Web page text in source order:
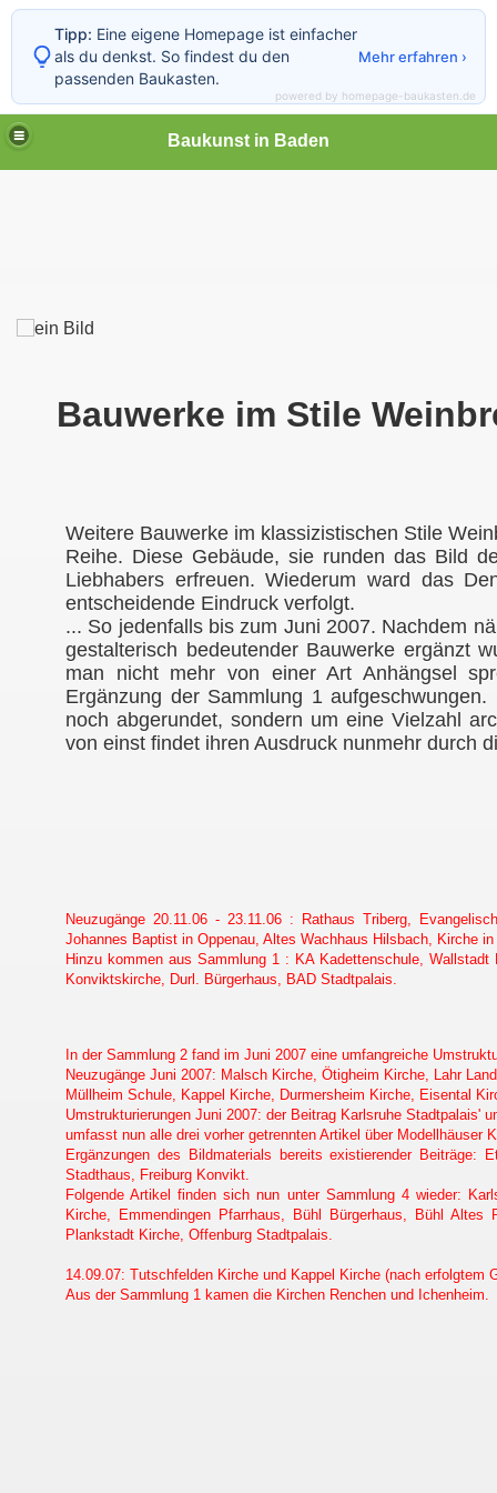
Baukunst in Baden
Bauwerke im Stile
Weitere Bauwerke im klassizistischen Stile
Reihe. Diese Gebäude, sie runden das Bild
Liebhabers erfreuen. Wiederum ward das
entscheidende Eindruck verfolgt.
... So jedenfalls bis zum Juni 2007. Nachdem
gestalterisch bedeutender Bauwerke ergänzt
man nicht mehr von einer Art Anhängsel
Ergänzung der Sammlung 1
noch abgerundet, sondern um eine Vielzahl
von einst findet ihren Ausdruck nunmehr durch
Neuzugänge 20.11.06 - 23.11.06 : Rathaus Triberg,
Johannes Baptist in Oppenau, Altes Wachhaus Hilsbach, Kirche in
Hinzu kommen aus Sammlung 1 : KA Kadettenschule,
Konviktskirche, Durl. Bürgerhaus, BAD Stadtpalais.
In der Sammlung 2 fand im Juni 2007 eine umfangreiche
Neuzugänge Juni 2007: Malsch Kirche, Ötigheim Kirche, Lahr
Müllheim Schule, Kappel Kirche, Durmersheim Kirche, Eisental
Umstrukturierungen Juni 2007: der Beitrag Karlsruhe Stadtpalais'
umfasst nun alle drei vorher getrennten Artikel über Modellhäuser
Ergänzungen des Bildmaterials bereits existierender Beiträge:
Stadthaus, Freiburg Konvikt.
Folgende Artikel finden sich nun unter Sammlung 4 wieder:
Kirche, Emmendingen Pfarrhaus, Bühl Bürgerhaus, Bühl
Plankstadt Kirche, Offenburg Stadtpalais.
14.09.07: Tutschfelden Kirche und Kappel Kirche (nach erfolgtem
Aus der Sammlung 1 kamen die Kirchen Renchen und Ichenheim.
Tipp: Eine eigene Homepage ist einfacher
als du denkst. So findest du den
passenden Baukasten.
Mehr erfahren ›
powered by homepage-baukasten.de